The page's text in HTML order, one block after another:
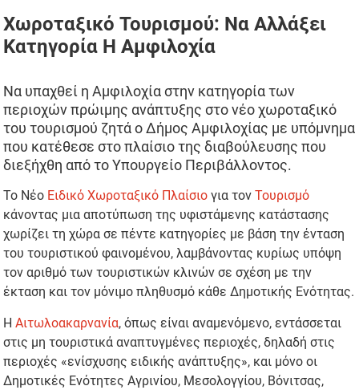
Χωροταξικό Τουρισμού: Να Αλλάξει
Κατηγορία Η Αμφιλοχία
Να υπαχθεί η Αμφιλοχία στην κατηγορία των
περιοχών πρώιμης ανάπτυξης στο νέο χωροταξικό
του τουρισμού ζητά ο Δήμος Αμφιλοχίας με υπόμνημα
που κατέθεσε στο πλαίσιο της διαβούλευσης που
διεξήχθη από το Υπουργείο Περιβάλλοντος.
Το Νέο Ειδικό Χωροταξικό Πλαίσιο για τονΤουρισμό
κάνοντας μια αποτύπωση της υφιστάμενης κατάστασης
χωρίζει τη χώρα σε πέντε κατηγορίες με βάση την ένταση
του τουριστικού φαινομένου, λαμβάνοντας κυρίως υπόψη
τον αριθμό των τουριστικών κλινών σε σχέση με την
έκταση και τον μόνιμο πληθυσμό κάθε Δημοτικής Ενότητας.
ΗΑιτωλοακαρνανία, όπως είναι αναμενόμενο, εντάσσεται
στις μη τουριστικά αναπτυγμένες περιοχές, δηλαδή στις
περιοχές «ενίσχυσης ειδικής ανάπτυξης», και μόνο οι
Δημοτικές Ενότητες Αγρινίου, Μεσολογγίου, Βόνιτσας,